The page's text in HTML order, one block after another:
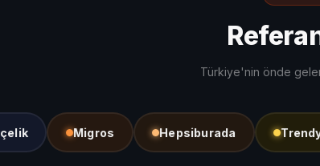
Türkiye'nin önde
Migros Hepsiburada Trendyol